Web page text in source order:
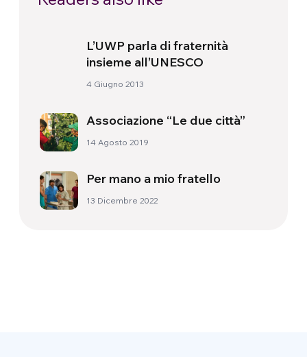
L’UWP parla di fraternità
insieme all’UNESCO
4 Giugno 2013
Associazione “Le due città”
14 Agosto 2019
Per mano a mio fratello
13 Dicembre 2022